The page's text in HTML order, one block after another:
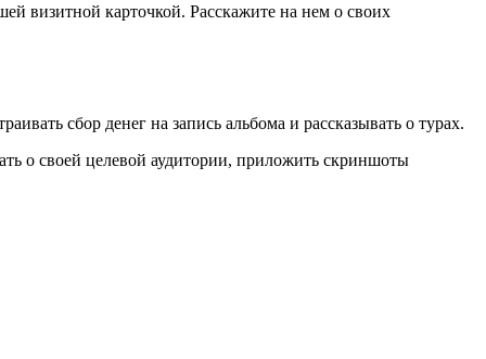
визитной карточкой. Расскажите на нем о своих
сбор денег на запись альбома и рассказывать о турах.
о своей целевой аудитории, приложить скриншоты